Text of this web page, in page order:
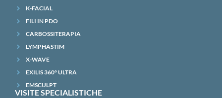
K-FACIAL
FILI IN PDO
CARBOSSITERAPIA
LYMPHASTIM
X-WAVE
EXILIS 360° ULTRA
EMSCULPT
VISITE SPECIALISTICHE